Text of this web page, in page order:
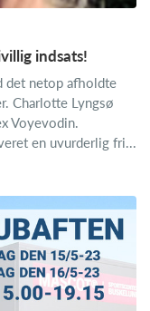
indsats!
det netop afholdte
Charlotte Lyngsø
Voyevodin.
en uvurderlig fri...